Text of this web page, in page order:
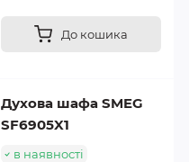
До кошика
Духова шафа SMEG
SF6905X1
в наявності